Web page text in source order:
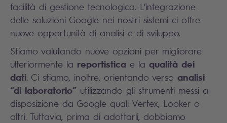
facilità di gestione tecnologica. L’integrazione
delle soluzioni Google nei nostri sistemi ci offre
nuove opportunità di analisi e di sviluppo.
Stiamo valutando nuove opzioni per migliorare
ulteriormente la reportistica e la qualità dei
dati. Ci stiamo, inoltre, orientando verso analisi
“di laboratorio” utilizzando gli strumenti messi a
disposizione da Google quali Vertex, Looker o
altri. Tuttavia, prima di adottarli, dobbiamo